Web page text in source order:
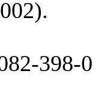
398-